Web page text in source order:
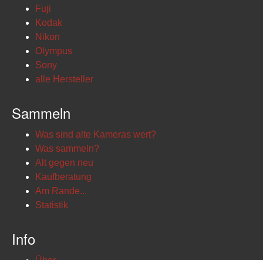
Fuji
Kodak
Nikon
Olympus
Sony
alle Hersteller
Sammeln
Was sind alte Kameras wert?
Was sammeln?
Alt gegen neu
Kaufberatung
Am Rande...
Statistik
Info